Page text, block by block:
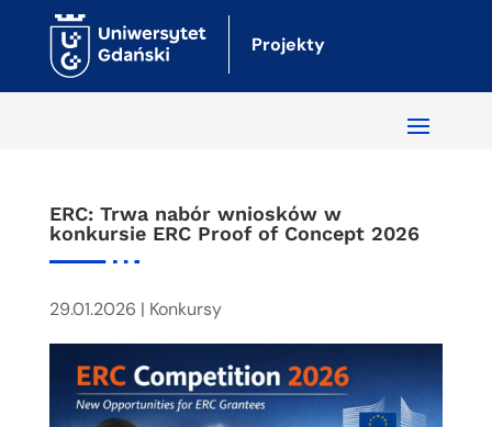
Projekty
ERC: Trwa nabór wniosków w
konkursie ERC Proof of Concept 2026
29.01.2026 | Konkursy